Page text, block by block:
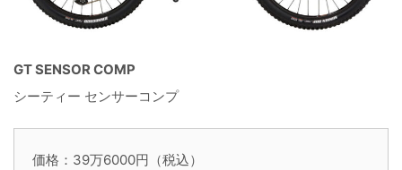
GT SENSOR COMP
シーティー センサーコンプ
価格：39万6000円（税込）